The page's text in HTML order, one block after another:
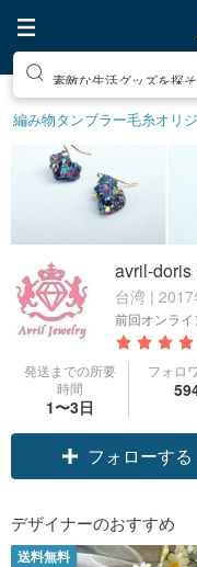
素敵な生活グッズを探そ
編み物タンブラー毛糸オリ
avril-
台湾 |
前回オンライ
発送までの所要
時間
1〜3日
フォロ
クーポン取得
デザイナーのおすすめ
送料無料